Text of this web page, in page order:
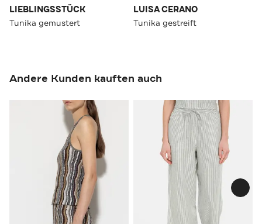
LIEBLINGSSTÜCK
Tunika gemustert
LUISA CERANO
Tunika gestreift
Andere Kunden kauften auch